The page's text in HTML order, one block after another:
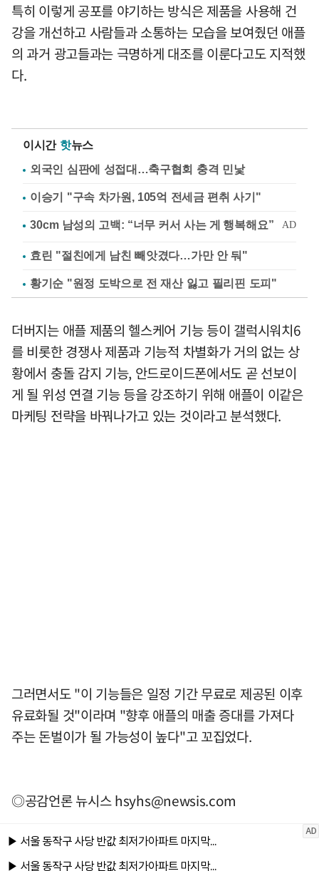
특히 이렇게 공포를 야기하는 방식은 제품을 사용해 건
강을 개선하고 사람들과 소통하는 모습을 보여줬던 애플
의 과거 광고들과는 극명하게 대조를 이룬다고도 지적했
다.
이시간 핫뉴스
외국인 심판에 성접대…축구협회 충격 민낯
이승기 "구속 차가원, 105억 전세금 편취 사기"
효린 "절친에게 남친 빼앗겼다…가만 안 둬"
황기순 "원정 도박으로 전 재산 잃고 필리핀 도피"
더버지는 애플 제품의 헬스케어 기능 등이 갤럭시워치6
를 비롯한 경쟁사 제품과 기능적 차별화가 거의 없는 상
황에서 충돌 감지 기능, 안드로이드폰에서도 곧 선보이
게 될 위성 연결 기능 등을 강조하기 위해 애플이 이같은
마케팅 전략을 바꿔나가고 있는 것이라고 분석했다.
그러면서도 "이 기능들은 일정 기간 무료로 제공된 이후
유료화될 것"이라며 "향후 애플의 매출 증대를 가져다
주는 돈벌이가 될 가능성이 높다"고 꼬집었다.
◎공감언론 뉴시스hsyhs@newsis.com